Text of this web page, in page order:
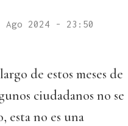
Ago 2024 - 23:50
de estos meses de
ciudadanos no se
esta no es una